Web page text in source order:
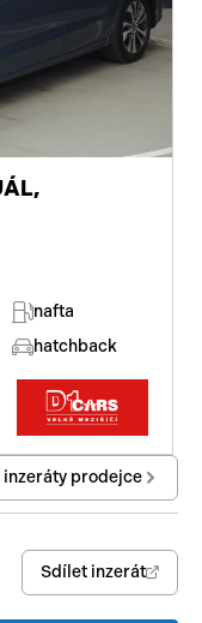
nafta
hatchback
prodejce
Sdílet inzerát